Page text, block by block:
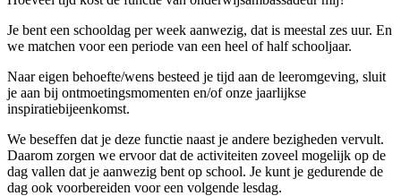
Je bent een schooldag per week aanwezig, dat is meestal zes uur. En
we matchen voor een periode van een heel of half schooljaar.
Naar eigen behoefte/wens besteed je tijd aan de leeromgeving, sluit
je aan bij ontmoetingsmomenten en/of onze jaarlijkse
inspiratiebijeenkomst.
We beseffen dat je deze functie naast je andere bezigheden vervult.
Daarom zorgen we ervoor dat de activiteiten zoveel mogelijk op de
dag vallen dat je aanwezig bent op school. Je kunt je gedurende de
dag ook voorbereiden voor een volgende lesdag.